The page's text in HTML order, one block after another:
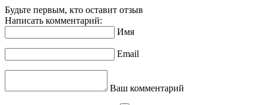
Будьте первым, кто оставит отзыв
Написать комментарий:
Имя
Email
Ваш комментарий